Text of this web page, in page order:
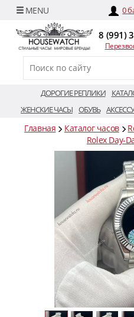
0
8 (991)
ДОРОГИЕ РЕПЛИКИ
ЖЕНСКИЕ ЧАСЫ ОБУВЬ
Главная Каталог часов
Rolex Day-